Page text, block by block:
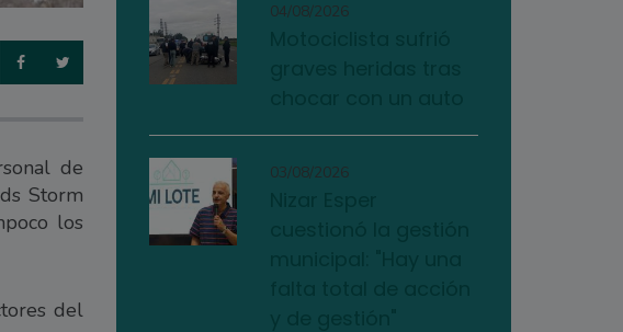
de
Storm
los
del
04/08/2026
03/08/2026